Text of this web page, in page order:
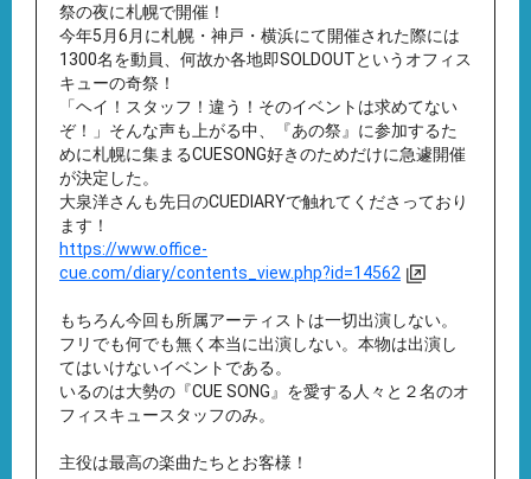
祭の夜に札幌で開催！
今年5月6月に札幌・神戸・横浜にて開催された際には
1300名を動員、何故か各地即SOLDOUTというオフィス
キューの奇祭！
「ヘイ！スタッフ！違う！そのイベントは求めてない
ぞ！」そんな声も上がる中、『あの祭』に参加するた
めに札幌に集まるCUESONG好きのためだけに急遽開催
が決定した。
大泉洋さんも先日のCUEDIARYで触れてくださっており
ます！
https://www.office-
cue.com/diary/contents_view.php?id=14562
もちろん今回も所属アーティストは一切出演しない。
フリでも何でも無く本当に出演しない。本物は出演し
てはいけないイベントである。
いるのは大勢の『CUE SONG』を愛する人々と２名のオ
フィスキュースタッフのみ。
主役は最高の楽曲たちとお客様！